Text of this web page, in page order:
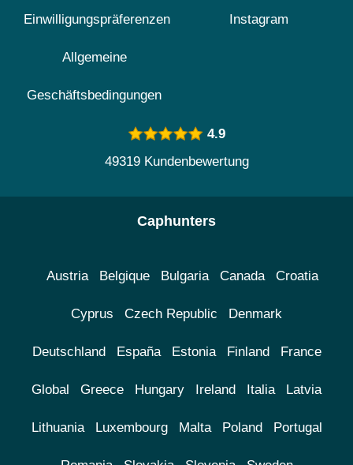
Einwilligungspräferenzen
Allgemeine
Geschäftsbedingungen
Instagram
4.9
49319 Kundenbewertung
Caphunters
Austria Belgique Bulgaria Canada Croatia
Cyprus Czech Republic Denmark
Deutschland España Estonia Finland France
Global Greece Hungary Ireland Italia Latvia
Lithuania Luxembourg Malta Poland Portugal